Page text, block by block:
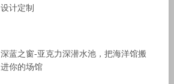
设计定制
深蓝之窗-亚克力深潜水池，把海洋馆搬
进你的场馆